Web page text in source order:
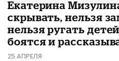
Екатерина
скрывать, нельзя
нельзя ругать
боятся и
25 АПРЕЛЯ